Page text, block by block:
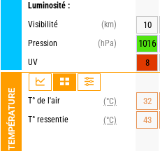
Luminosité :
Visibilité
(km)
Pression
(hPa)
UV
TEMPÉRATURE T° de l'air
(°C)
T° ressentie
(°C)
10
1016
8
32
43